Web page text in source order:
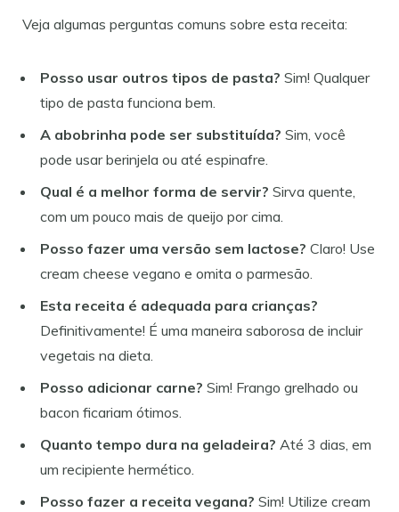
Veja algumas perguntas comuns sobre esta receita:
Posso usar outros tipos de pasta? Sim! Qualquer
tipo de pasta funciona bem.
A abobrinha pode ser substituída? Sim, você
pode usar berinjela ou até espinafre.
Qual é a melhor forma de servir? Sirva quente,
com um pouco mais de queijo por cima.
Posso fazer uma versão sem lactose? Claro! Use
cream cheese vegano e omita o parmesão.
Esta receita é adequada para crianças?
Definitivamente! É uma maneira saborosa de incluir
vegetais na dieta.
Posso adicionar carne? Sim! Frango grelhado ou
bacon ficariam ótimos.
Quanto tempo dura na geladeira? Até 3 dias, em
um recipiente hermético.
Posso fazer a receita vegana? Sim! Utilize cream